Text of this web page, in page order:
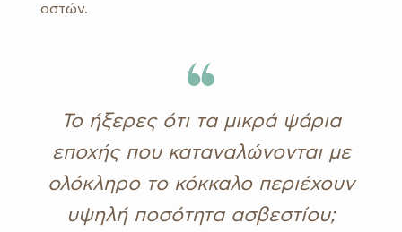
οστών.
Το ήξερες ότι τα μικρά ψάρια
εποχής που καταναλώνονται με
ολόκληρο το κόκκαλο περιέχουν
υψηλή ποσότητα ασβεστίου;